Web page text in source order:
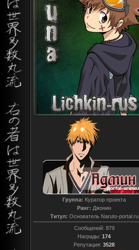
Группа: Куратор проекта
Ранг: Джонин
Титул: Основатель Naruto-portal.ru
Сообщений: 879
Награды: 174
Репутация: 3528